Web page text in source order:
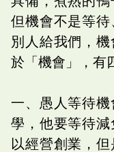
但機會不是等
別人給我們，
於「機會」，有
一、愚人等待
學，他要等待
以經營創業，